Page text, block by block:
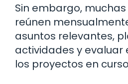
Sin embargo,
reúnen
asuntos relevantes,
actividades y evaluar
los proyectos en